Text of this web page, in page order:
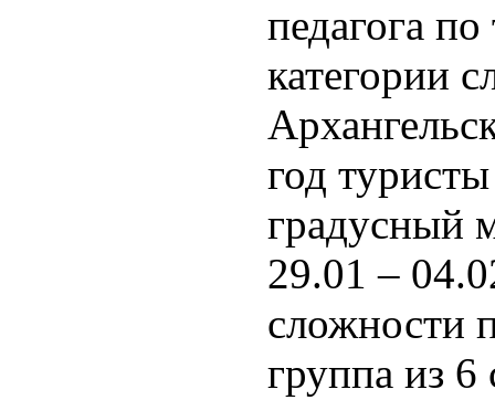
педагога
категории
год
градусный
29.01 –
сложности
группа из 6